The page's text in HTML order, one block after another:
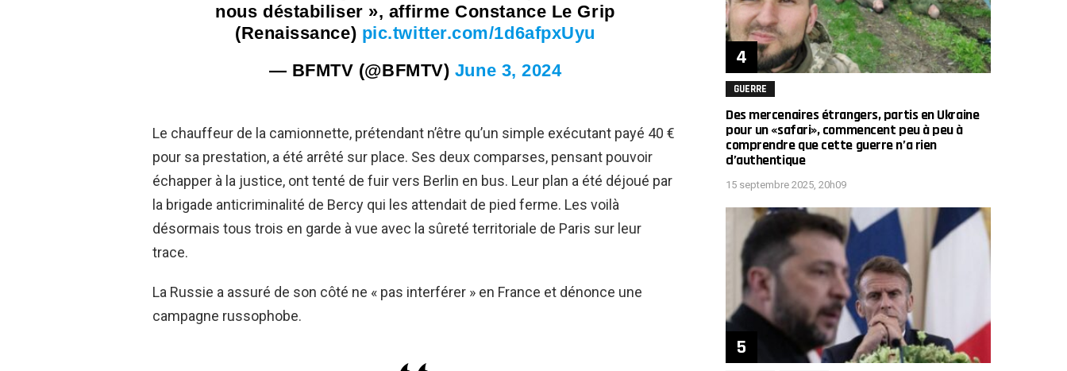
nous déstabiliser », affirme Constance Le Grip
(Renaissance) pic.twitter.com/1d6afpxUyu
— BFMTV (@BFMTV) June 3, 2024
Le chauffeur de la camionnette, prétendant n’être qu’un simple exécutant payé 40 €
pour sa prestation, a été arrêté sur place. Ses deux comparses, pensant pouvoir
échapper à la justice, ont tenté de fuir vers Berlin en bus. Leur plan a été déjoué par
la brigade anticriminalité de Bercy qui les attendait de pied ferme. Les voilà
désormais tous trois en garde à vue avec la sûreté territoriale de Paris sur leur
trace.
La Russie a assuré de son côté ne « pas interférer » en France et dénonce une
campagne russophobe.
GUERRE
Des mercenaires étrangers, partis en Ukraine
pour un «safari», commencent peu à peu à
comprendre que cette guerre n’a rien
d’authentique
15 septembre 2025, 20h09